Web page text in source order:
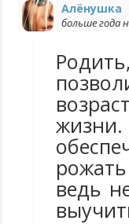
Алёнушка
больше года
ведь